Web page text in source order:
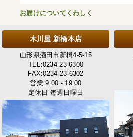
お届けについてくわしく
木川屋 新橋本店
山形県酒田市新橋4-5-15
TEL:0234-23-6300
FAX:0234-23-6302
営業:9:00～19:00
定休日 毎週日曜日